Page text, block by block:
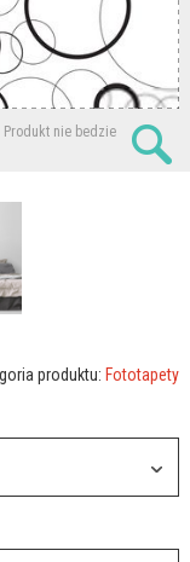
Produkt nie bedzie
produktu: Fototapety